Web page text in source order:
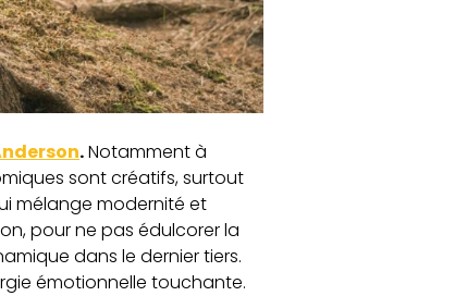
.Notamment à
sont créatifs, surtout
mélange modernité et
pour ne pas édulcorer la
dans le dernier tiers.
émotionnelle touchante.